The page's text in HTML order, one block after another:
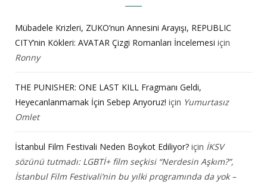
Mübadele Krizleri, ZUKO’nun Annesini Arayışı, REPUBLIC
CITY’nin Kökleri: AVATAR Çizgi Romanları İncelemesi için
Ronny
THE PUNISHER: ONE LAST KILL Fragmanı Geldi,
Heyecanlanmamak İçin Sebep Arıyoruz! için Yumurtasız
Omlet
İstanbul Film Festivali Neden Boykot Ediliyor? için İKSV
sözünü tutmadı: LGBTİ+ film seçkisi “Nerdesin Aşkım?”,
İstanbul Film Festivali’nin bu yılki programında da yok –